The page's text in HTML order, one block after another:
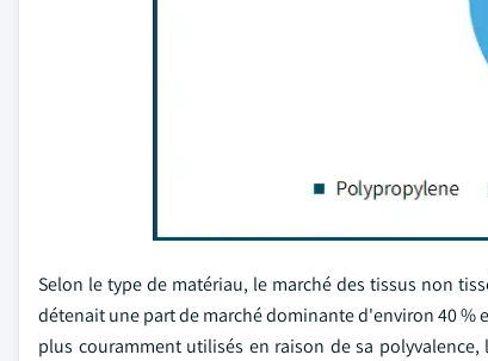
Selon le type de matériau, le marché des tissus non
détenait une part de marché dominante d'environ 40 %
plus couramment utilisés en raison de sa